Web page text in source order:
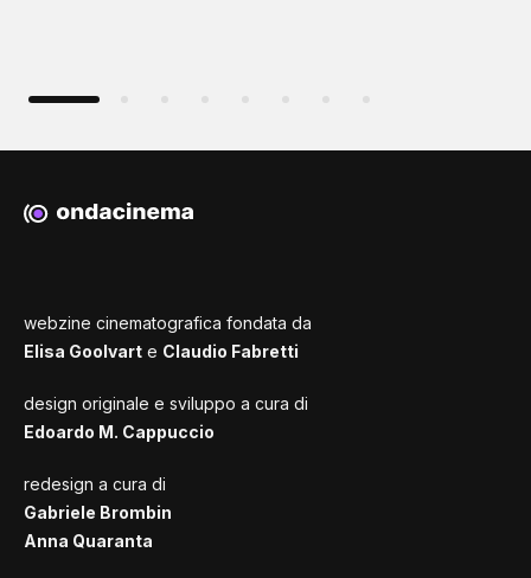
webzine cinematografica fondata da
Elisa Goolvart e Claudio Fabretti
design originale e sviluppo a cura di
Edoardo M. Cappuccio
redesign a cura di
Gabriele Brombin
Anna Quaranta